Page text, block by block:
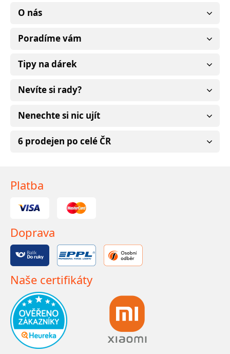
O nás
Poradíme vám
Tipy na dárek
Nevíte si rady?
Nenechte si nic ujít
6 prodejen po celé ČR
Platba
Doprava
Naše certifikáty